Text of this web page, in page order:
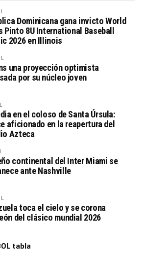
Dominicana gana invicto World
Pinto 8U International Baseball
2026 en Illinois
una proyección optimista
por su núcleo joven
en el coloso de Santa Úrsula:
aficionado en la reapertura del
Azteca
continental del Inter Miami se
ante Nashville
toca el cielo y se corona
del clásico mundial 2026
tabla